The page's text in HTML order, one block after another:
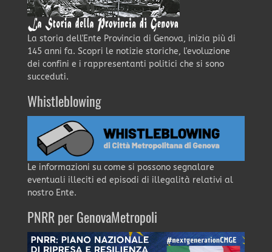
La storia dell'Ente Provincia di Genova, inizia più di
145 anni fa. Scopri le notizie storiche, l'evoluzione
dei confini e i rappresentanti politici che si sono
succeduti.
Whistleblowing
Le informazioni su come si possono segnalare
eventuali illeciti ed episodi di illegalità relativi al
nostro Ente.
PNRR per GenovaMetropoli